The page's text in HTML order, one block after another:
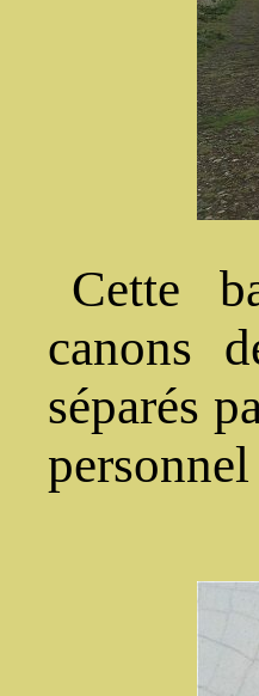
Cette
canons
séparés